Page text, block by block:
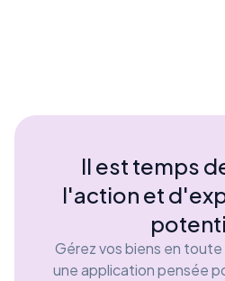
Il est temps
l'action et
Gérez vos biens en
une application pensée